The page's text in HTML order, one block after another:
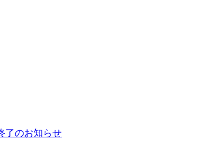
了のお知らせ